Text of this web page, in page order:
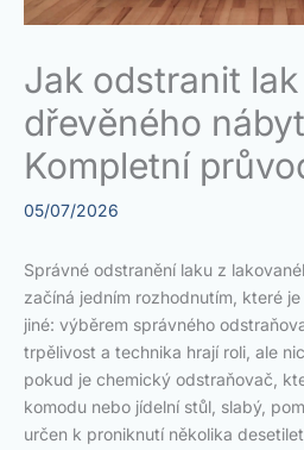
Jak odstranit
dřevěného
Kompletní
05/07/2026
Správné odstranění laku z
začíná jedním rozhodnutím, které
jiné: výběrem správného
trpělivost a technika hrají roli, ale
pokud je chemický odstraňovač,
komodu nebo jídelní stůl, slabý,
určen k proniknutí několika